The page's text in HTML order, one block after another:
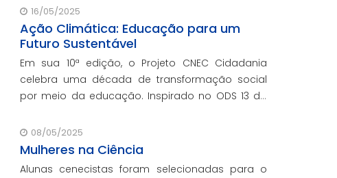
docente, serviços de gestão escolar e parcerias
com prefeituras durante ev
16/05/2025
Ação Climática: Educação para um
Futuro Sustentável
Em sua 10ª edição, o Projeto CNEC Cidadania
celebra uma década de transformação social
por meio da educação. Inspirado no ODS 13 da
climáticas e na promoção da sustentabilidade.
08/05/2025
Mulheres na Ciência
Alunas cenecistas foram selecionadas para o